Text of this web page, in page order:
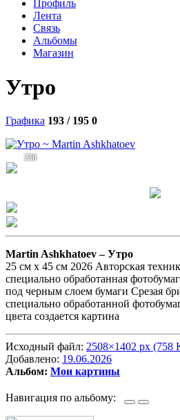
Профиль
Лента
Связь
Альбомы
Магазин
Утро
Графика 193 / 195 0
236
Martin Ashkhatoev –Утро
25 см х 45 см 2026 Авторская
специально обработанная
под черным слоем бумаги Срезая
специально обработанной
цвета создается картина
Исходный файл: 2508×1402 px (758
Добавлено: 19.06.2026
Альбом: Мои картины
Навигация по альбому: